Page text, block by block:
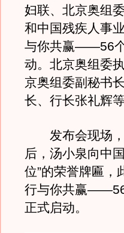
妇联、北京奥组
和中国残疾人事
与你共赢——56个
动。北京奥组委
京奥组委副秘书
长、行长张礼辉
发布会现场，
后，汤小泉向中
位”的荣誉牌匾，
行与你共赢——56
正式启动。